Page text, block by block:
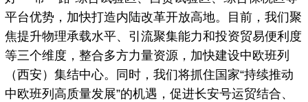
平台优势，加快打造内陆改革开放高地。目前，我们聚
焦提升物理承载水平、引流聚集能力和投资贸易便利度
等三个维度，整合多方力量资源，加快建设中欧班列
（西安）集结中心。同时，我们将抓住国家“持续推动
中欧班列高质量发展”的机遇，促进长安号运贸结合、